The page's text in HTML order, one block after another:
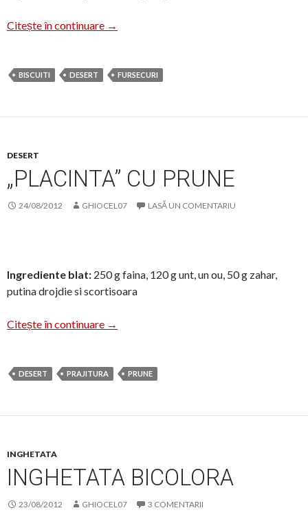
Citește în continuare Fursecuri cu nuca de cocos
→
BISCUITI DESERT FURSECURI
DESERT
„PLACINTA” CU PRUNE
24/08/2012 GHIOCEL07 LASĂ UN COMENTARIU
Ingrediente blat: 250 g faina, 120 g unt, un ou, 50 g zahar,
putina drojdie si scortisoara
Citește în continuare „Placinta” cu prune
→
DESERT PRAJITURA PRUNE
INGHETATA
INGHETATA BICOLORA
23/08/2012 GHIOCEL07 3 COMENTARII